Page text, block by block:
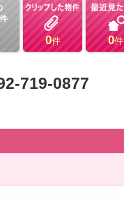
0件 0件
719-0877